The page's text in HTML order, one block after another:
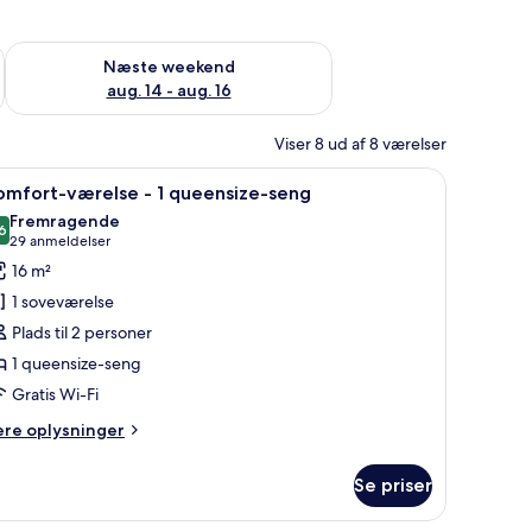
aug. 7 - aug. 9
Næste weekend
aug. 14 - aug. 16
Tjek tilgængelighed for næste weekend aug. 14 - aug. 16
Viser 8 ud af 8 værelser
natbord og et vindue med gardiner.Et hotelværelse med en seng, et skrivebord
4 værelse - 1 queensize-seng
ud af 10
Fremragende
29 anmeldelser
(29
anmeldelser)
16 m²
1 soveværelse
Plads til 2 personer
1 queensize-seng
Gratis Wi-Fi
oplysninger
Se priser